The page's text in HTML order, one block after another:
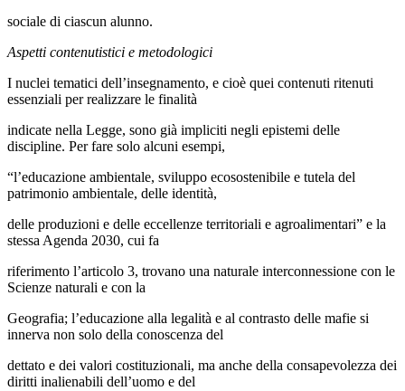
sociale di ciascun alunno.
Aspetti contenutistici e metodologici
I nuclei tematici dell’insegnamento, e cioè quei contenuti ritenuti
essenziali per realizzare le finalità
indicate nella Legge, sono già impliciti negli epistemi delle
discipline. Per fare solo alcuni esempi,
“l’educazione ambientale, sviluppo ecosostenibile e tutela del
patrimonio ambientale, delle identità,
delle produzioni e delle eccellenze territoriali e agroalimentari” e la
stessa Agenda 2030, cui fa
riferimento l’articolo 3, trovano una naturale interconnessione con le
Scienze naturali e con la
Geografia; l’educazione alla legalità e al contrasto delle mafie si
innerva non solo della conoscenza del
dettato e dei valori costituzionali, ma anche della consapevolezza dei
diritti inalienabili dell’uomo e del